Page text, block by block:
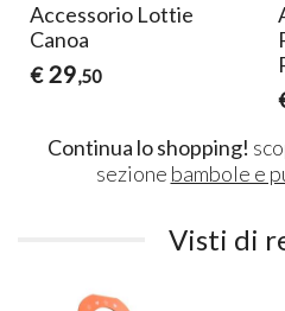
Accessorio Lottie
Canoa
€ 29,50
Continua lo shopping!
sezione bambole e
Visti di